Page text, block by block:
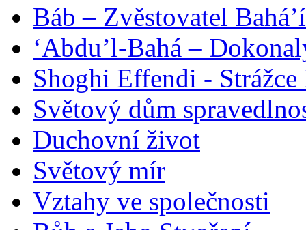
Báb – Zvěstovatel
‘Abdu’l-Bahá –
Shoghi Effendi -
Světový dům
Duchovní život
Světový mír
Vztahy ve společnosti